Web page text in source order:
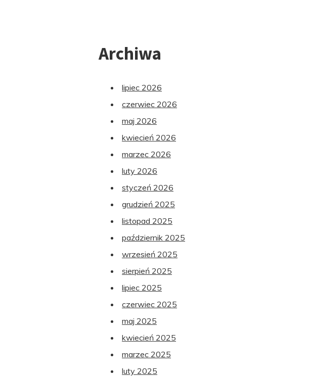
Archiwa
lipiec 2026
czerwiec 2026
maj 2026
kwiecień 2026
marzec 2026
luty 2026
styczeń 2026
grudzień 2025
listopad 2025
październik 2025
wrzesień 2025
sierpień 2025
lipiec 2025
czerwiec 2025
maj 2025
kwiecień 2025
marzec 2025
luty 2025